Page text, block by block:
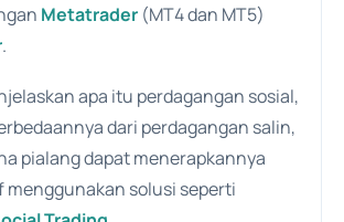
Metatrader (MT4 dan MT5)
.
apa itu perdagangan sosial,
dari perdagangan salin,
pialang dapat menerapkannya
menggunakan solusi seperti